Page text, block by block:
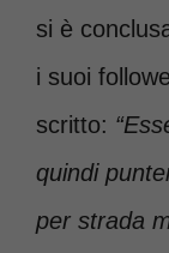
si è
i suoi
scritto:
quindi
per strada